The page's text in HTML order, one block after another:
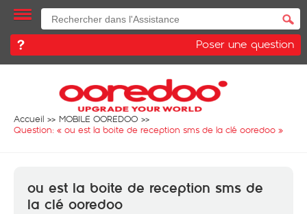
Poser une question
Accueil
MOBILE OOREDOO
Question: « ou est la boite de reception sms de la clé ooredoo »
ou est la boite de reception sms de
la clé ooredoo